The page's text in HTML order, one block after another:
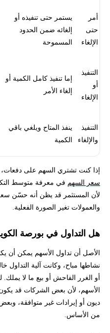
أمر
حتى
الإلغاء
يستمر حتى تنفيذه أو
إلغائه ضمن الحدود
المسموحة
التنفيذ
أو
الإلغاء
إما تنفيذ كامل الكمية أو
إلغاء الأمر
التنفيذ
والإلغاء
ينفذ المتاح ويلغي باقي
الكمية
إذا كنت تشتري السهم على
سعر السهم في معرفة متوسط
لأن المستثمر قد يظن أنه حسّن سعر
والعمولات تغير الصورة الفعلية.
هل التداول في بورصة
الأصل أن تداول الأسهم يمكن أن
نشاطها مباح، وكانت آلية التداول
أو الغرر الفاحش أو بيع ما لا
الأسهم، لأن بعض الشركات قد
ديون أو إيرادات غير متوافقة،
من الأساس.